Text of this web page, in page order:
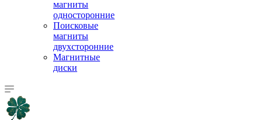
магниты
односторонние
Поисковые
магниты
двухсторонние
Магнитные
диски